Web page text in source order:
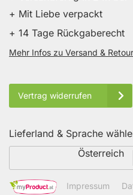
+ Mit Liebe verpackt
+ 14 Tage Rückgaberecht
Mehr Infos zu Versand &
Vertrag widerrufen
Lieferland & Sprache
Österreich
Impressum